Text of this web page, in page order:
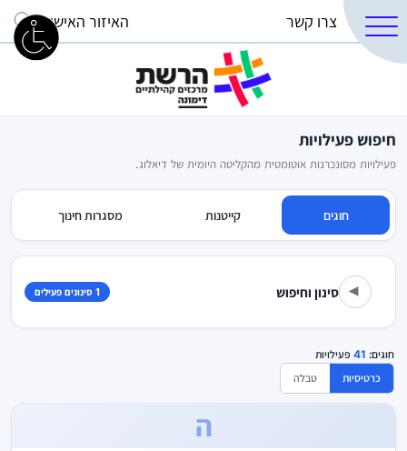
צרו קשר האיזור האישי
חיפוש פעילויות
פעילויות מסונכרנות אוטומטית מהקליטה היומית של דיאלוג.
חוגים קייטנות מסגרות חינוך
▾ סינון וחיפוש 1 סינונים פעילים
חוגים: 41 פעילויות
כרטיסיות
טבלה
ה